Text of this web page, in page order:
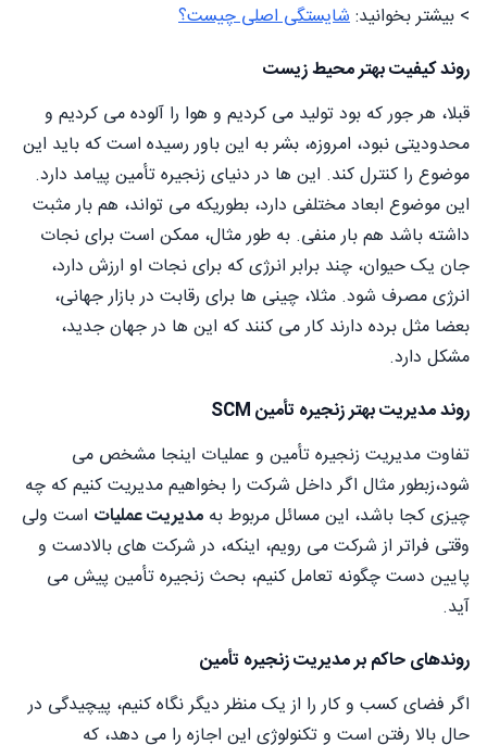
> بیشتر بخوانید:شایستگی اصلی چیست؟
روند کیفیت بهتر محیط زیست
قبلا، هر جور که بود تولید می کردیم و هوا را آلوده می کردیم و
محدودیتی نبود، امروزه، بشر به این باور رسیده است که باید این
موضوع را کنترل کند. این ها در دنیای زنجیره تأمین پیامد دارد.
این موضوع ابعاد مختلفی دارد، بطوریکه می تواند، هم بار مثبت
داشته باشد هم بار منفی. به طور مثال، ممکن است برای نجات
جان یک حیوان، چند برابر انرژی که برای نجات او ارزش دارد،
انرژی مصرف شود. مثلا، چینی ها برای رقابت در بازار جهانی،
بعضا مثل برده دارند کار می کنند که این ها در جهان جدید،
مشکل دارد.
روند مدیریت بهتر زنجیره تأمین SCM
تفاوت مدیریت زنجیره تأمین و عملیات اینجا مشخص می
شود،زبطور مثال اگر داخل شرکت را بخواهیم مدیریت کنیم که چه
چیزی کجا باشد، این مسائل مربوط به مدیریت عملیات است ولی
وقتی فراتر از شرکت می رویم، اینکه، در شرکت های بالادست و
پایین دست چگونه تعامل کنیم، بحث زنجیره تأمین پیش می
آید.
روندهای حاکم بر مدیریت زنجیره تأمین
اگر فضای کسب و کار را از یک منظر دیگر نگاه کنیم، پیچیدگی در
حال بالا رفتن است و تکنولوژی این اجازه را می دهد، که